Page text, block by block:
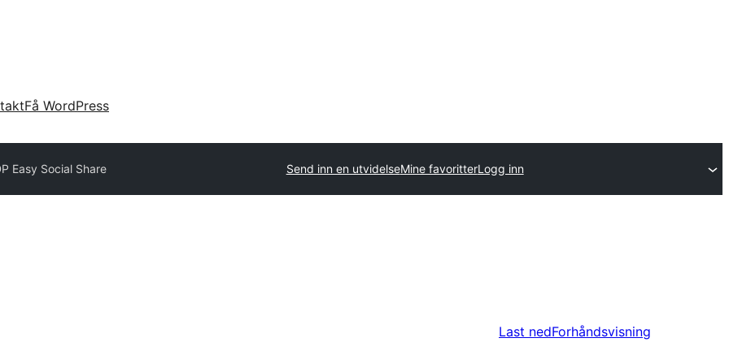
Få WordPress
Easy Social Share Send inn en utvidelseMine favoritterLogg inn
Last nedForhåndsvisning